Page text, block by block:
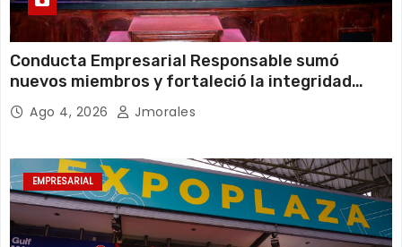
Conducta Empresarial Responsable sumó
nuevos miembros y fortaleció la integridad
empresarial en Ecuador
Ago 4, 2026 Jmorales
EMPRESARIAL